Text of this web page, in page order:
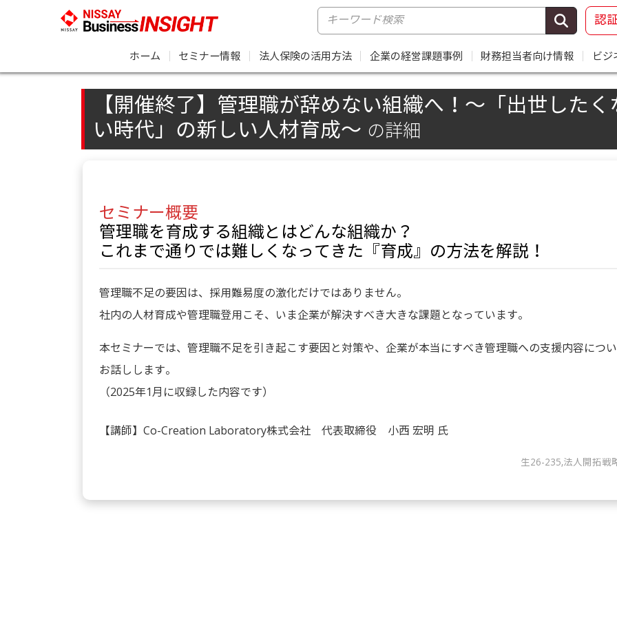
認
ホーム セミナー情報 法人保険の活用方法 企業の経営課題事例 財務担当者向け情報 ビジ
【開催終了】管理職が辞めない組織へ！～「出世したく
い時代」の新しい人材育成～ の詳細
セミナー概要
管理職を育成する組織とはどんな組織か？
これまで通りでは難しくなってきた『育成』の方法を解説！
管理職不足の要因は、採用難易度の激化だけではありません。
社内の人材育成や管理職登用こそ、いま企業が解決すべき大きな課題となっています。
本セミナーでは、管理職不足を引き起こす要因と対策や、企業が本当にすべき管理職への支援内容につ
お話しします。
（2025年1月に収録した内容です）
【講師】Co-Creation Laboratory株式会社 代表取締役 小西 宏明 氏
生26-235,法人開拓戦